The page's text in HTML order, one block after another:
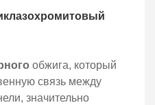
обжига, который
связь между
значительно